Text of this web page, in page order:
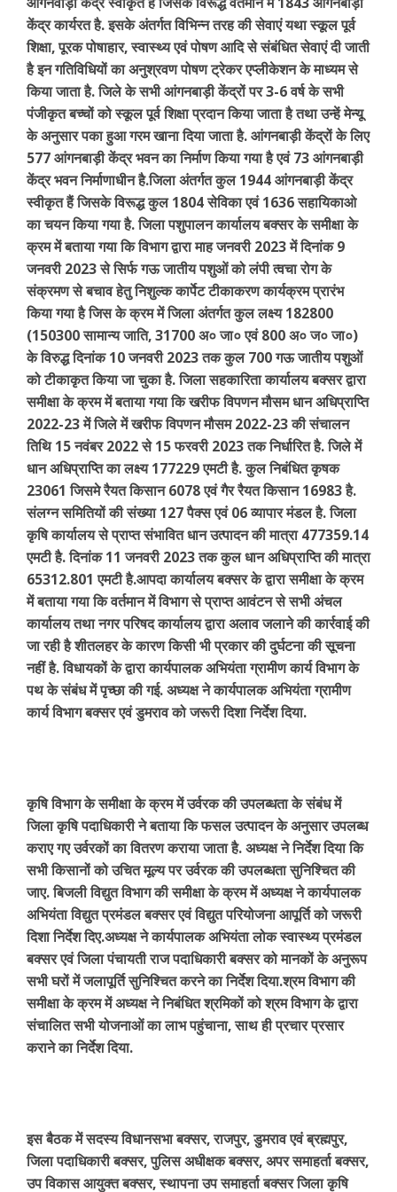
केंद्र कार्यरत है. इसके अंतर्गत विभिन्न तरह की सेवाएं यथा स्कूल पूर्व
शिक्षा, पूरक पोषाहार, स्वास्थ्य एवं पोषण आदि से संबंधित सेवाएं दी जाती
है इन गतिविधियों का अनुश्रवण पोषण ट्रेकर एप्लीकेशन के माध्यम से
किया जाता है. जिले के सभी आंगनबाड़ी केंद्रों पर 3-6 वर्ष के सभी
पंजीकृत बच्चों को स्कूल पूर्व शिक्षा प्रदान किया जाता है तथा उन्हें मेन्यू
के अनुसार पका हुआ गरम खाना दिया जाता है. आंगनबाड़ी केंद्रों के लिए
577 आंगनबाड़ी केंद्र भवन का निर्माण किया गया है एवं 73 आंगनबाड़ी
केंद्र भवन निर्माणाधीन है.जिला अंतर्गत कुल 1944 आंगनबाड़ी केंद्र
स्वीकृत हैं जिसके विरूद्ध कुल 1804 सेविका एवं 1636 सहायिकाओ
का चयन किया गया है. जिला पशुपालन कार्यालय बक्सर के समीक्षा के
क्रम में बताया गया कि विभाग द्वारा माह जनवरी 2023 में दिनांक 9
जनवरी 2023 से सिर्फ गऊ जातीय पशुओं को लंपी त्वचा रोग के
संक्रमण से बचाव हेतु निशुल्क कार्पेट टीकाकरण कार्यक्रम प्रारंभ
किया गया है जिस के क्रम में जिला अंतर्गत कुल लक्ष्य 182800
(150300 सामान्य जाति, 31700 अ० जा० एवं 800 अ० ज० जा०)
के विरुद्ध दिनांक 10 जनवरी 2023 तक कुल 700 गऊ जातीय पशुओं
को टीकाकृत किया जा चुका है. जिला सहकारिता कार्यालय बक्सर द्वारा
समीक्षा के क्रम में बताया गया कि खरीफ विपणन मौसम धान अधिप्राप्ति
2022-23 में जिले में खरीफ विपणन मौसम 2022-23 की संचालन
तिथि 15 नवंबर 2022 से 15 फरवरी 2023 तक निर्धारित है. जिले में
धान अधिप्राप्ति का लक्ष्य 177229 एमटी है. कुल निबंधित कृषक
23061 जिसमे रैयत किसान 6078 एवं गैर रैयत किसान 16983 है.
संलग्न समितियों की संख्या 127 पैक्स एवं 06 व्यापार मंडल है. जिला
कृषि कार्यालय से प्राप्त संभावित धान उत्पादन की मात्रा 477359.14
एमटी है. दिनांक 11 जनवरी 2023 तक कुल धान अधिप्राप्ति की मात्रा
65312.801 एमटी है.आपदा कार्यालय बक्सर के द्वारा समीक्षा के क्रम
में बताया गया कि वर्तमान में विभाग से प्राप्त आवंटन से सभी अंचल
कार्यालय तथा नगर परिषद कार्यालय द्वारा अलाव जलाने की कार्रवाई की
जा रही है शीतलहर के कारण किसी भी प्रकार की दुर्घटना की सूचना
नहीं है. विधायकों के द्वारा कार्यपालक अभियंता ग्रामीण कार्य विभाग के
पथ के संबंध में पृच्छा की गई. अध्यक्ष ने कार्यपालक अभियंता ग्रामीण
कार्य विभाग बक्सर एवं डुमराव को जरूरी दिशा निर्देश दिया.
कृषि विभाग के समीक्षा के क्रम में उर्वरक की उपलब्धता के संबंध में
जिला कृषि पदाधिकारी ने बताया कि फसल उत्पादन के अनुसार उपलब्ध
कराए गए उर्वरकों का वितरण कराया जाता है. अध्यक्ष ने निर्देश दिया कि
सभी किसानों को उचित मूल्य पर उर्वरक की उपलब्धता सुनिश्चित की
जाए. बिजली विद्युत विभाग की समीक्षा के क्रम में अध्यक्ष ने कार्यपालक
अभियंता विद्युत प्रमंडल बक्सर एवं विद्युत परियोजना आपूर्ति को जरूरी
दिशा निर्देश दिए.अध्यक्ष ने कार्यपालक अभियंता लोक स्वास्थ्य प्रमंडल
बक्सर एवं जिला पंचायती राज पदाधिकारी बक्सर को मानकों के अनुरूप
सभी घरों में जलापूर्ति सुनिश्चित करने का निर्देश दिया.श्रम विभाग की
समीक्षा के क्रम में अध्यक्ष ने निबंधित श्रमिकों को श्रम विभाग के द्वारा
संचालित सभी योजनाओं का लाभ पहुंचाना, साथ ही प्रचार प्रसार
कराने का निर्देश दिया.
इस बैठक में सदस्य विधानसभा बक्सर, राजपुर, डुमराव एवं ब्रह्मपुर,
जिला पदाधिकारी बक्सर, पुलिस अधीक्षक बक्सर, अपर समाहर्ता बक्सर,
उप विकास आयुक्त बक्सर, स्थापना उप समाहर्ता बक्सर जिला कृषि